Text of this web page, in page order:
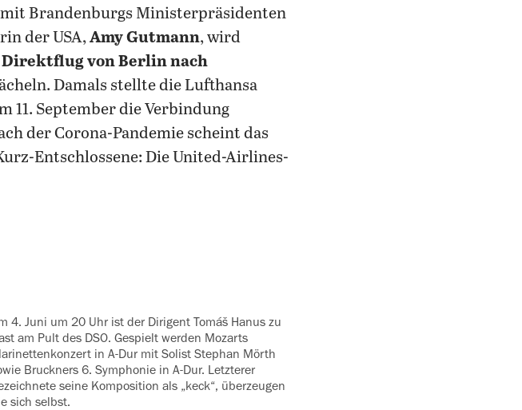
Brandenburgs Ministerpräsidenten
der USA,Amy Gutmann, wird
Direktflug von Berlin nach
Damals stellte die Lufthansa
11. September die Verbindung
der Corona-Pandemie scheint das
Entschlossene: Die United-Airlines-
am Pult des DSO. Gespielt werden Mozarts
in A-Dur mit Solist ‍Stephan Mörth
Bruckners 6. Symphonie in A-Dur. Letzterer
seine Komposition als „keck“, überzeugen
sich selbst.